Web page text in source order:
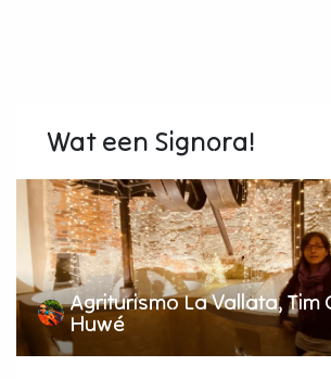
Wat een Signora!
Agriturismo La Vallata, Tim
Huwé